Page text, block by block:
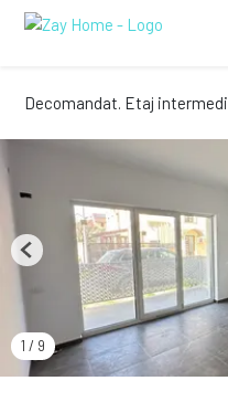
Decomandat. Etaj
1 / 9
Previous